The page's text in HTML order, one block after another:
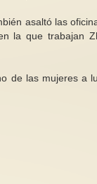
asaltó las
la que trabajan
de las mujeres a